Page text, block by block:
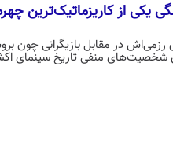
یکی از کاریزماتیک‌ترین
رزمی‌اش در مقابل بازیگرانی چون
شخصیت‌های منفی تاریخ سینمای